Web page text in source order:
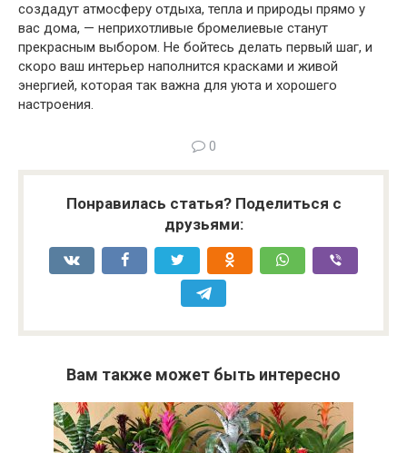
создадут атмосферу отдыха, тепла и природы прямо у
вас дома, — неприхотливые бромелиевые станут
прекрасным выбором. Не бойтесь делать первый шаг, и
скоро ваш интерьер наполнится красками и живой
энергией, которая так важна для уюта и хорошего
настроения.
0
Понравилась статья? Поделиться с
друзьями:
Вам также может быть интересно